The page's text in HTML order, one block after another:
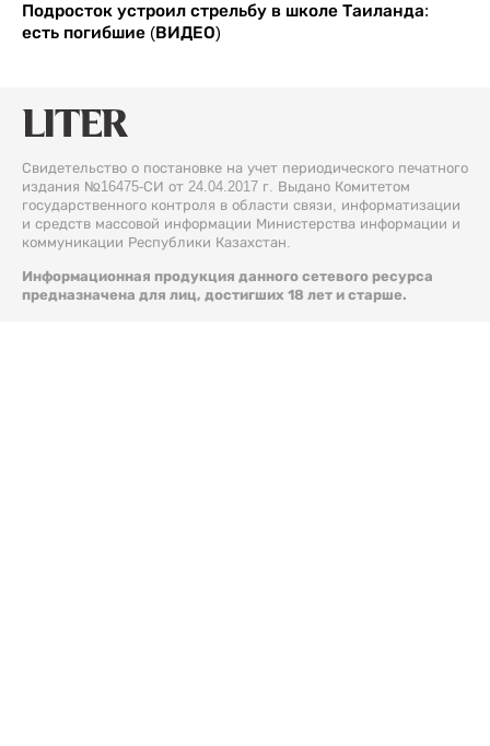
Подросток устроил стрельбу в школе Таиланда:
есть погибшие (ВИДЕО)
Свидетельство о постановке на учет периодического печатного
издания №16475-СИ от 24.04.2017 г. Выдано Комитетом
государственного контроля в области связи, информатизации
и средств массовой информации Министерства информации и
коммуникации Республики Казахстан.
Информационная продукция данного сетевого ресурса
предназначена для лиц, достигших 18 лет и старше.